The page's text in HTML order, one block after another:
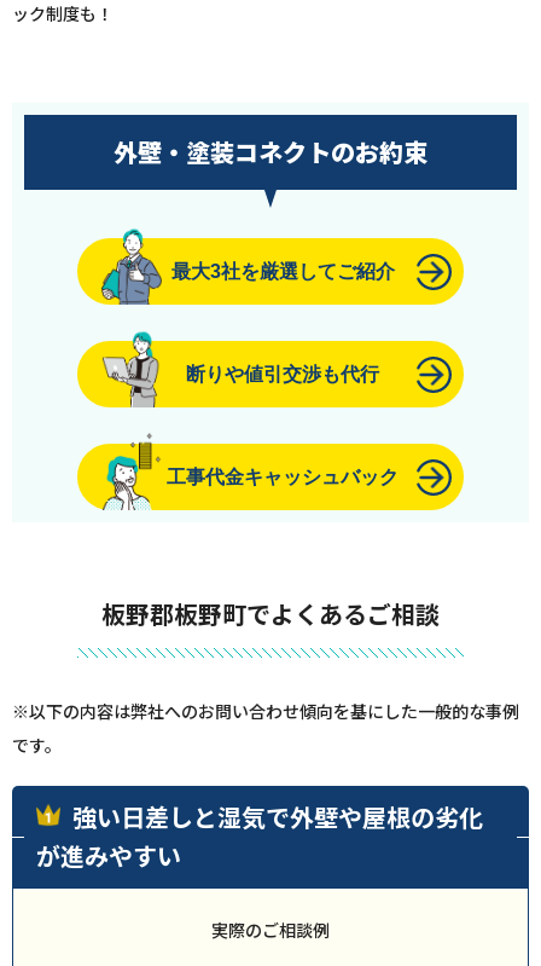
ック制度も！
外壁・塗装コネクトのお約束
最大3社を厳選してご紹介
断りや値引交渉も代行
工事代金キャッシュバック
板野郡板野町でよくあるご相談
※以下の内容は弊社へのお問い合わせ傾向を基にした一般的な事例
です。
強い日差しと湿気で外壁や屋根の劣化
が進みやすい
実際のご相談例